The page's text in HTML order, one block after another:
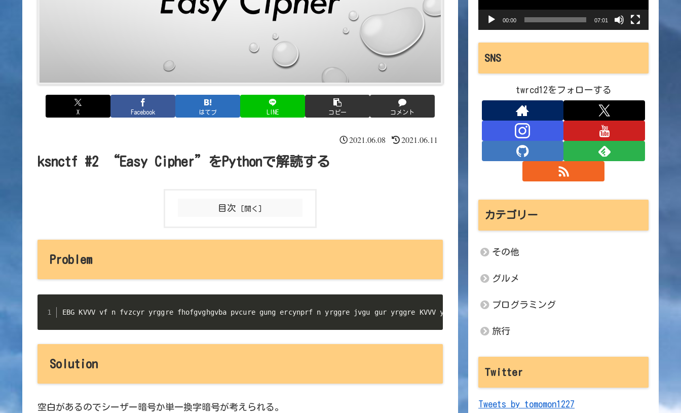
X Facebook はてブ LINE コピー コメント
2021.06.08 2021.06.11
ksnctf #2 “Easy Cipher”をPythonで解読する
目次
Problem
EBG KVVV vf n fvzcyr yrggre fhofgvghgvba pvcure gung ercynprf n yrggre jvgu gur yrggre KVVV yrggref nsgre vg va gur nycunorg. EBG KVVV vf na rknzcyr
Solution
空白があるのでシーザー暗号か単一換字暗号が考えられる。
00:00 07:01
SNS
twrcd12をフォローする
カテゴリー
その他
グルメ
プログラミング
旅行
Twitter
Tweets by tomomon1227